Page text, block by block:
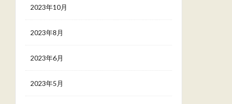
2023年10月
2023年8月
2023年6月
2023年5月